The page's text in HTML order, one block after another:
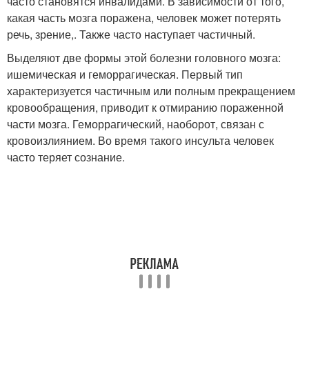
какая часть мозга поражена, человек может потерять
речь, зрение,. Также часто наступает частичный.
Выделяют две формы этой болезни головного мозга:
ишемическая и геморрагическая. Первый тип
характеризуется частичным или полным прекращением
кровообращения, приводит к отмиранию пораженной
части мозга. Геморрагический, наоборот, связан с
кровоизлиянием. Во время такого инсульта человек
часто теряет сознание.